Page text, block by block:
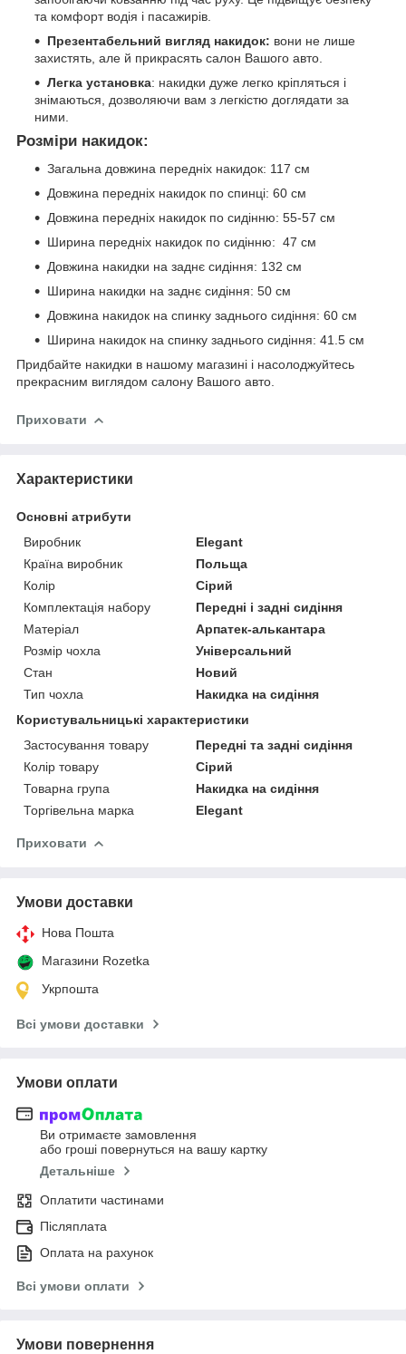
та комфорт водія і пасажирів.
Презентабельний вигляд накидок: вони не лише
захистять, але й прикрасять салон Вашого авто.
Легка установка: накидки дуже легко кріпляться і
знімаються, дозволяючи вам з легкістю доглядати за
ними.
Розміри накидок:
Загальна довжина передніх накидок: 117 см
Довжина передніх накидок по спинці: 60 см
Довжина передніх накидок по сидінню: 55-57 см
Ширина передніх накидок по сидінню: 47 см
Довжина накидки на заднє сидіння: 132 см
Ширина накидки на заднє сидіння: 50 см
Довжина накидок на спинку заднього сидіння: 60 см
Ширина накидок на спинку заднього сидіння: 41.5 см
Придбайте накидки в нашому магазині і насолоджуйтесь
прекрасним виглядом салону Вашого авто.
Приховати
Характеристики
Основні атрибути
Виробник
Elegant
Країна виробник
Польща
Колір
Сірий
Комплектація набору
Передні і задні сидіння
Матеріал
Арпатек-алькантара
Розмір чохла
Універсальний
Стан
Новий
Тип чохла
Накидка на сидіння
Користувальницькі характеристики
Застосування товару
Передні та задні сидіння
Колір товару
Сірий
Товарна група
Накидка на сидіння
Торгівельна марка
Elegant
Приховати
Умови доставки
Нова Пошта
Магазини Rozetka
Укрпошта
Всі умови доставки
Умови оплати
Ви отримаєте замовлення
або гроші повернуться на вашу картку
Детальніше
Оплатити частинами
Післяплата
Оплата на рахунок
Всі умови оплати
Умови повернення